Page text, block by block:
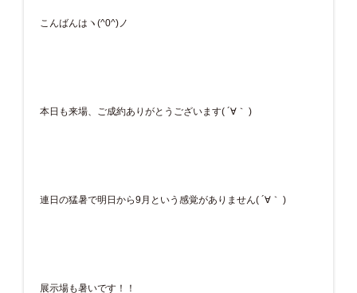
こんばんはヽ(^0^)ノ
本日も来場、ご成約ありがとうございます( ´∀｀ )
連日の猛暑で明日から9月という感覚がありません( ´∀｀ )
展示場も暑いです！！